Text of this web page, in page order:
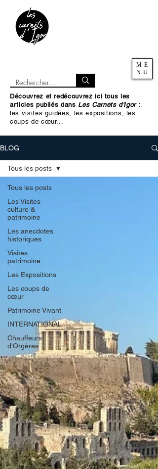
ME
NU
Découvrez et redécouvrez ici tous les
articles publiés dans Les Carnets d'Igor :
les visites guidées, les expositions, les
coups de cœur...
BLOG
Tous les posts
Les Visites
culture &
patrimoine
Les anecdotes
historiques
Visites
patrimoine
Les Expositions
Les coups de
cœur
Patrimoine Vivant
INTERNATIONAL
Chauffeurs
d'Orgères
Tous les posts